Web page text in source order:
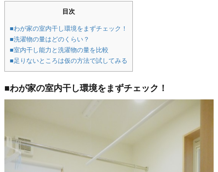
目次
■わが家の室内干し環境をまずチェック！
■洗濯物の量はどのくらい？
■室内干し能力と洗濯物の量を比較
■足りないところは仮の方法で試してみる
■わが家の室内干し環境をまずチェック！